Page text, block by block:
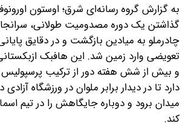
به گزارش گروه رسانه‌ای شرق؛ اوستون
گذاشتن یک دوره مصدومیت طولانی،
چادرملو به میادین بازگشت و در دقایق
تعویضی وارد زمین شد. این هافبک
و بیش از شش هفته دور از ترکیب
دارد تا در دیدار برابر ملوان در ورزشگاه
میدان برود و دوباره جایگاهش را در تیم
کند.